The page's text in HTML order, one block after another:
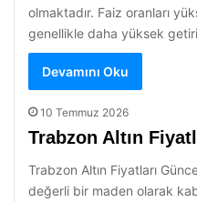
olmaktadır. Faiz oranları
genellikle daha yüksek
Devamını Oku
10 Temmuz 2026
Trabzon Altın
Trabzon Altın Fiyatları
değerli bir maden olarak